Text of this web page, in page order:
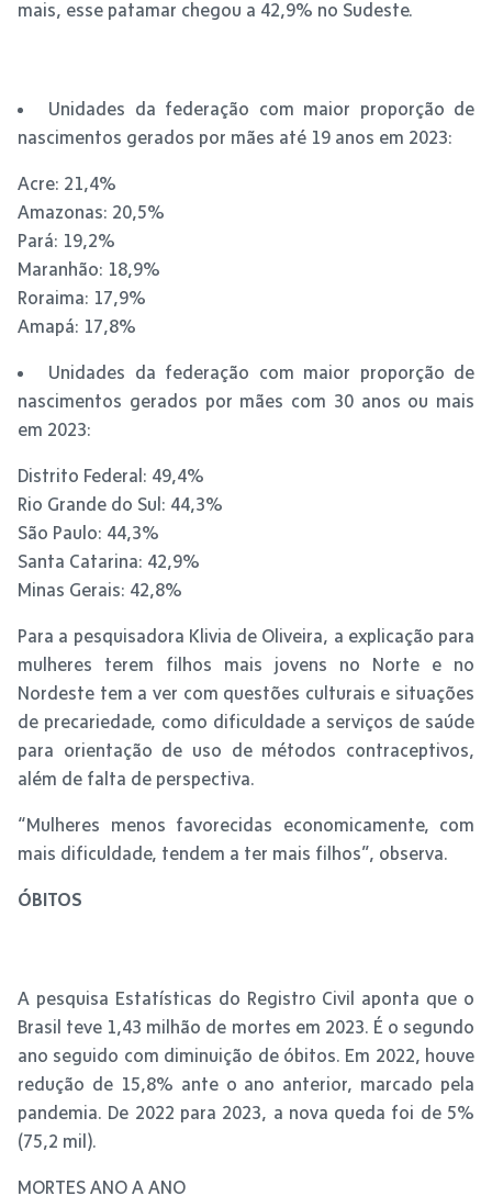
mais, esse patamar chegou a 42,9% no Sudeste.
Unidades da federação com maior proporção de
nascimentos gerados por mães até 19 anos em 2023:
Acre: 21,4%
Amazonas: 20,5%
Pará: 19,2%
Maranhão: 18,9%
Roraima: 17,9%
Amapá: 17,8%
Unidades da federação com maior proporção de
nascimentos gerados por mães com 30 anos ou mais
em 2023:
Distrito Federal: 49,4%
Rio Grande do Sul: 44,3%
São Paulo: 44,3%
Santa Catarina: 42,9%
Minas Gerais: 42,8%
Para a pesquisadora Klivia de Oliveira, a explicação para
mulheres terem filhos mais jovens no Norte e no
Nordeste tem a ver com questões culturais e situações
de precariedade, como dificuldade a serviços de saúde
para orientação de uso de métodos contraceptivos,
além de falta de perspectiva.
“Mulheres menos favorecidas economicamente, com
mais dificuldade, tendem a ter mais filhos”, observa.
ÓBITOS
A pesquisa Estatísticas do Registro Civil aponta que o
Brasil teve 1,43 milhão de mortes em 2023. É o segundo
ano seguido com diminuição de óbitos. Em 2022, houve
redução de 15,8% ante o ano anterior, marcado pela
pandemia. De 2022 para 2023, a nova queda foi de 5%
(75,2 mil).
MORTES ANO A ANO